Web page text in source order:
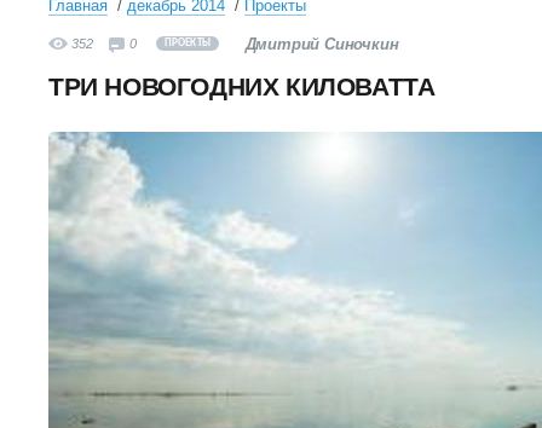
Главная декабрь 2014 Проекты
352 0 ПРОЕКТЫ Дмитрий Синочкин
ТРИ НОВОГОДНИХ КИЛОВАТТА